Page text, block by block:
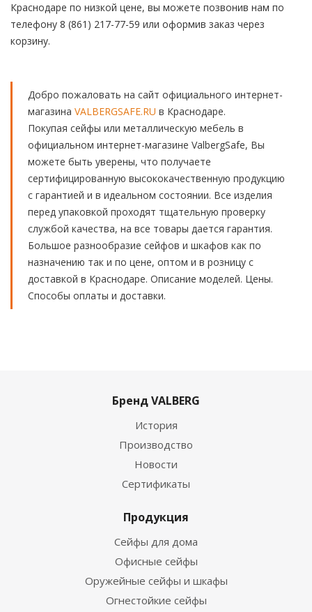
Краснодаре по низкой цене, вы можете позвонив нам по
телефону 8 (861) 217-77-59 или оформив заказ через
корзину.
Добро пожаловать на сайт официального интернет-
магазина VALBERGSAFE.RU в Краснодаре.
Покупая сейфы или металлическую мебель в
официальном интернет-магазине ValbergSafe, Вы
можете быть уверены, что получаете
сертифицированную высококачественную продукцию
с гарантией и в идеальном состоянии. Все изделия
перед упаковкой проходят тщательную проверку
службой качества, на все товары дается гарантия.
Большое разнообразие сейфов и шкафов как по
назначению так и по цене, оптом и в розницу с
доставкой в Краснодаре. Описание моделей. Цены.
Способы оплаты и доставки.
Бренд VALBERG
История
Производство
Новости
Сертификаты
Продукция
Сейфы для дома
Офисные сейфы
Оружейные сейфы и шкафы
Огнестойкие сейфы